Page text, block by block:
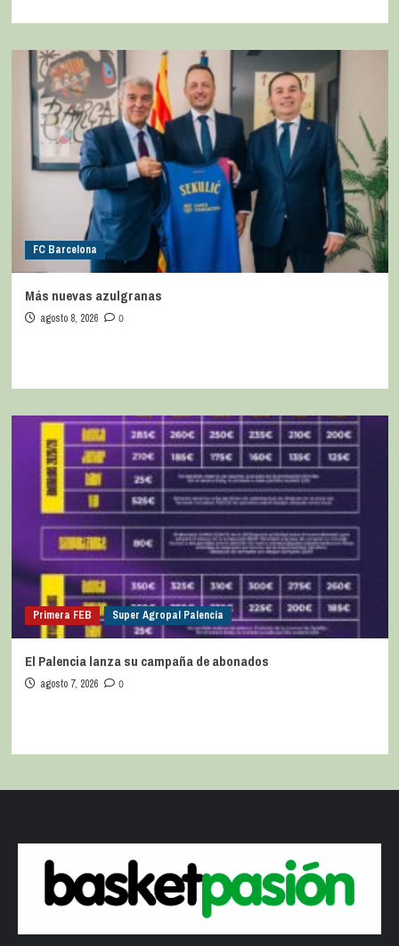
FC Barcelona
Más nuevas azulgranas
agosto 8, 2026 0
Primera FEB Super Agropal Palencia
El Palencia lanza su campaña de abonados
agosto 7, 2026 0